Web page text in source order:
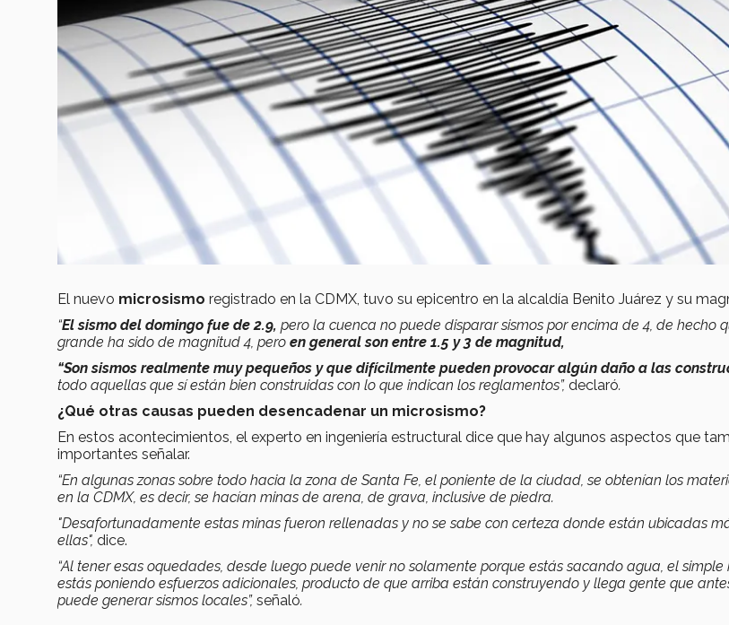
El nuevo microsismo registrado en la CDMX, tuvo su epicentro en la alcaldía Benito Juárez y su
“El sismo del domingo fue de 2.9, pero la cuenca no puede disparar sismos por encima de 4, de hecho
grande ha sido de magnitud 4, pero en general son entre 1.5 y 3 de magnitud,
“Son sismos realmente muy pequeños y que difícilmente pueden provocar algún daño a las
todo aquellas que sí están bien construidas con lo que indican los reglamentos”, declaró.
¿Qué otras causas pueden desencadenar un microsismo?
En estos acontecimientos, el experto en ingeniería estructural dice que hay algunos aspectos que
importantes señalar.
“En algunas zonas sobre todo hacia la zona de Santa Fe, el poniente de la ciudad, se obtenían los
en la CDMX, es decir, se hacían minas de arena, de grava, inclusive de piedra.
"Desafortunadamente estas minas fueron rellenadas y no se sabe con certeza donde están ubicadas
ellas", dice.
“Al tener esas oquedades, desde luego puede venir no solamente porque estás sacando agua, el simple
estás poniendo esfuerzos adicionales, producto de que arriba están construyendo y llega gente que
puede generar sismos locales”, señaló.